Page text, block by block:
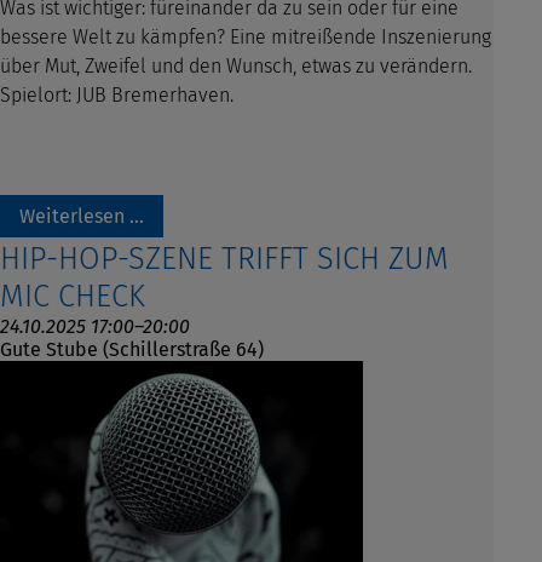
Was ist wichtiger: füreinander da zu sein oder für eine
bessere Welt zu kämpfen? Eine mitreißende Inszenierung
über Mut, Zweifel und den Wunsch, etwas zu verändern.
Spielort: JUB Bremerhaven.
Weiterlesen …
HIP-HOP-SZENE TRIFFT SICH ZUM
MIC CHECK
24.10.2025 17:00–20:00
Gute Stube (Schillerstraße 64)